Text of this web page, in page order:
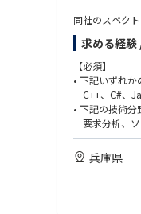
●AI活用テーマ
●PoCから本番
●AIソリュー
●AIエンジニ
●顧客、Biz、
●業務KPIの
●個別案件で
【ポジション
●AIエンジニア
●コンサルテ
●スタートア
●技術、業務、
●スタートアッ
●将来的に事業
●知的好奇心
【必須要件（
以下いずれか
●コンサルテ
●顧客業務のヒ
●AI、データ分
●プロジェクト
●エンジニア
同社のスペク
責任範囲は、
世界中の顧客
入社後、R&D
めには短期間
【具体的な業
ご経験や得意
• 計測制御ソ
• データ解析
同社は85年に
求める経験
【必須】
• 下記いずれ
C++、C#、
• 下記の技術
要求分析、ソ
• 英語を使用
兵庫県